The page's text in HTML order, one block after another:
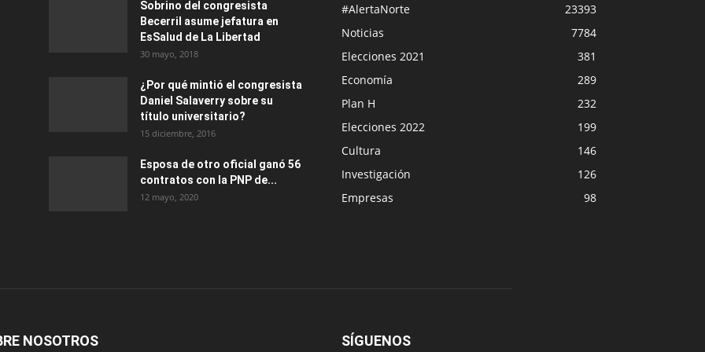
Sobrino del congresista
Becerril asume jefatura en
EsSalud de La Libertad
30 mayo, 2018
¿Por qué mintió el congresista
Daniel Salaverry sobre su
título universitario?
15 diciembre, 2016
Esposa de otro oficial ganó 56
contratos con la PNP de...
12 mayo, 2020
#AlertaNorte
23393
Noticias
7784
Elecciones 2021
381
Economía
289
Plan H
232
Elecciones 2022
199
Cultura
146
Investigación
126
Empresas
98
NOSOTROS SÍGUENOS